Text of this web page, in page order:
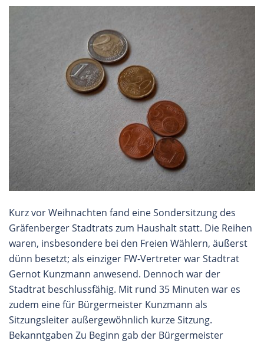
Kurz vor Weihnachten fand eine Sondersitzung des
Gräfenberger Stadtrats zum Haushalt statt. Die Reihen
waren, insbesondere bei den Freien Wählern, äußerst
dünn besetzt; als einziger FW-Vertreter war Stadtrat
Gernot Kunzmann anwesend. Dennoch war der
Stadtrat beschlussfähig. Mit rund 35 Minuten war es
zudem eine für Bürgermeister Kunzmann als
Sitzungsleiter außergewöhnlich kurze Sitzung.
Bekanntgaben Zu Beginn gab der Bürgermeister